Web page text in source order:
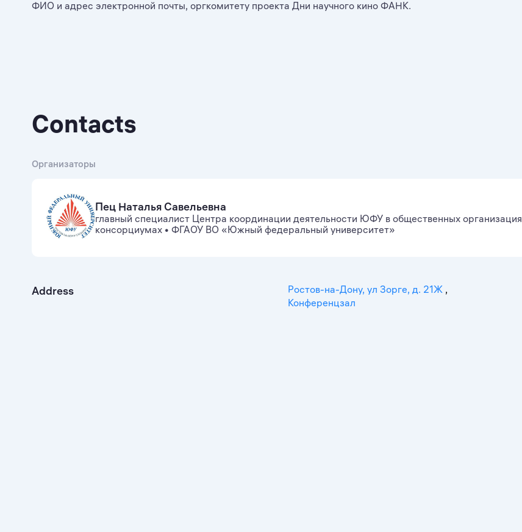
ФИО и адрес электронной почты, оргкомитету проекта Дни научного кино ФАНК.
Contacts
Организаторы
Пец Наталья Савельевна
главный специалист Центра координации деятельности ЮФУ в общественных
консорциумах • ФГАОУ ВО «Южный федеральный университет»
Address Ростов-на-Дону, ул Зорге, д. 21Ж ,
Конференцзал